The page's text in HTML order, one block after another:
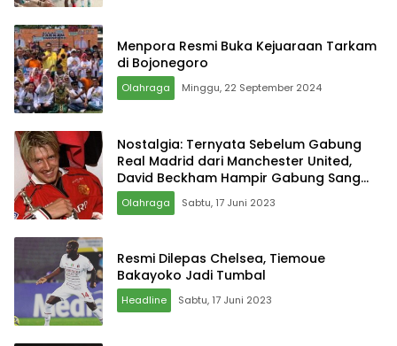
Menpora Resmi Buka Kejuaraan Tarkam
di Bojonegoro
Olahraga Minggu, 22 September 2024
Nostalgia: Ternyata Sebelum Gabung
Real Madrid dari Manchester United,
David Beckham Hampir Gabung Sang
Rival
Olahraga Sabtu, 17 Juni 2023
Resmi Dilepas Chelsea, Tiemoue
Bakayoko Jadi Tumbal
Headline Sabtu, 17 Juni 2023